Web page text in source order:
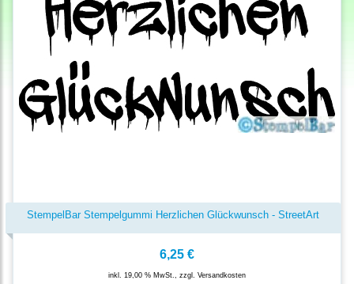
StempelBar Stempelgummi Herzlichen Glückwunsch - StreetArt
6,25 €
inkl. 19,00 % MwSt., zzgl. Versandkosten